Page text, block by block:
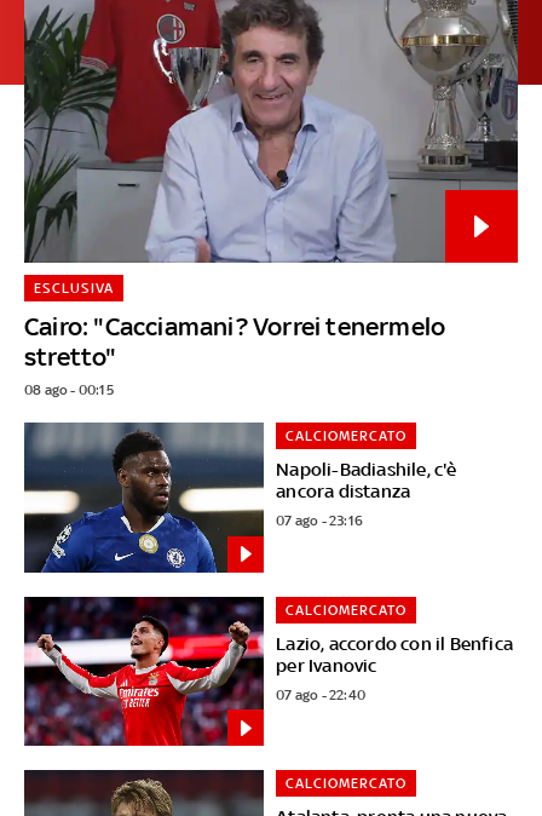
Cairo: "Cacciamani? Vorrei tenermelo
stretto"
ESCLUSIVA
08 ago - 00:15
Napoli-Badiashile, c'è
ancora distanza
CALCIOMERCATO
07 ago - 23:16
Lazio, accordo con il Benfica
per Ivanovic
CALCIOMERCATO
07 ago - 22:40
CALCIOMERCATO